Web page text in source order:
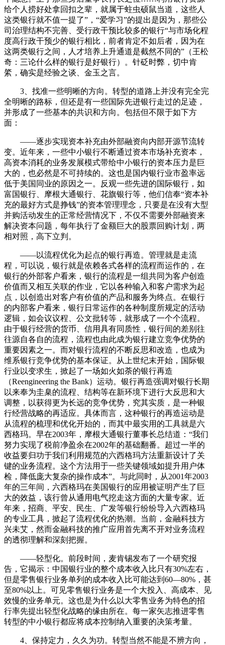
给个人捞好处拿回扣之辈，就属于蛀虫硕鼠当道，这些人
这类银行就不值一提了”，“爱学习”的提出是因为，那些公
司治理结构不完善、受行政干预比较多的银行“与市场化程
度高行政干预少的银行相比，前者肯定不如后者，因为在
这两类银行之间，人才培养上升通道是截然不同的”（王松
奇：三论什么样的银行是好银行）。针砭时弊，切中肯
綮，确实是经验之谈、金玉之言。
3、找准一些明晰的方向。转型的道路上并没有完全完
全明晰的路标，但还是有一些国际先进银行走过的足迹，
并形成了一些基本的共识和方向。包括但不限于如下方
面：
——逐步实现资本补充由外部融资向内部开源节流转
变。近年来，一些中小银行不断通过资本市场补充资本，
高资本消耗的业务发展模式带给中小银行的资本压力是巨
大的，也必然是不可持续的。这也是国内银行业市盈率远
低于美国同业的原因之一。反观一些先进的国际银行，如
富国银行、摩根大通银行、花旗银行等，他们信奉“资本补
充的最好方式是挣钱”的资本管理理念，只要是在没有大型
并购活动发生的正常经营情况下，不仅不需要外部融资来
解决资本问题，每年执行了金额巨大的股票回购计划，两
相对照，高下立判。
——以流程优化为起点的银行再造。管理就是走流
程，可以说，银行就是依赖各式各样的流程而运作的，在
银行的外部客户看来，银行的流程是一组共同为客户创造
价值而又相互关联的作业，它以各种输入和客户需求为起
点，以创造出对客户有价值的产品和服务为终点。在银行
的内部客户看来，银行日常运作的各种制度所规定的活动
逻辑，如会议议程、公文批转等，就形成了一个个流程。
由于银行经营的货币、信用具有同质性，银行间的差别往
往源自各自的流程，流程也由此成为银行建立竞争优势的
重要因素之一。而对银行流程的不断反思和改造，也成为
维系银行竞争优势的基本保证。从上世纪末开始，国际银
行业以变求生，掀起了一场如火如荼的银行再造
（Reengineering the Bank）运动。银行再造强调对银行长期
以来奉为圭臬的流程、结构等在新环境下进行大反思和大
调整，以获得更为长远的竞争优势，究其实质，是一种银
行经营战略的再适应。具体而言，这种银行的再造运动是
从流程的梳理和优化开始的，而其中最实用的工具就是六
西格玛。早在2003年，摩根大通银行董事长总结道：“我们
努力实现了税前净盈余在2002年的基础翻番。超过一半的
收益要归功于我们利用规范的六西格玛方法重新设计了关
键的业务流程。这个方法用于一些关键领域如提升用户体
检，降低庞大复杂的操作成本”。与此同时，从2001年2003
年的三年间，六西格玛在美国银行的应用被证明产生了巨
大的效益，该行曾从通用电气挖走这方面的大量专家。近
年来，招商、平安、民生、广发等银行纷纷导入六西格玛
的专业工具，掀起了流程优化的热潮。当前，金融科技方
兴未艾，然而金融科技的推广应用首先离不开对业务流程
的透彻理解和深刻把握。
——轻型化。前段时间，麦肯锡发布了一个研究报
告，它揭示：中国银行业的整个成本收入比只有30%左右，
但是零售银行业务单列的成本收入比可能达到60—80%，甚
至80%以上。可见零售银行业务是一个大投入、高成本、见
效慢的业务单元。这也是为什么以大零售业务为特色的招
行率先提出轻型化战略的缘由所在。每一家矢志推进零售
转型的中小银行都应将成本控制纳入重要的决策考量。
4、保持定力，久久为功。转型当然不能是不辨方向，